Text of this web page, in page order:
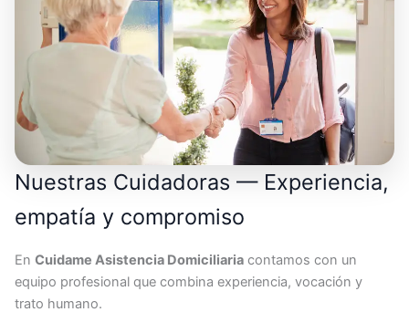
Nuestras Cuidadoras — Experiencia,
empatía y compromiso
En Cuidame Asistencia Domiciliaria contamos con un
equipo profesional que combina experiencia, vocación y
trato humano.